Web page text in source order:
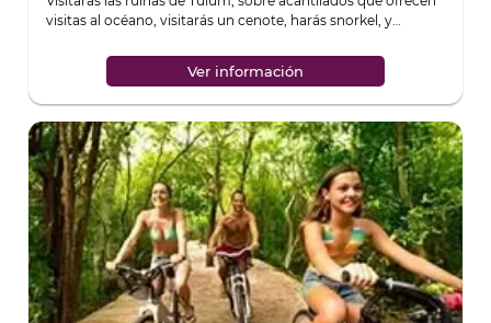
visitas al océano, visitarás un cenote, harás snorkel, y
Ver información